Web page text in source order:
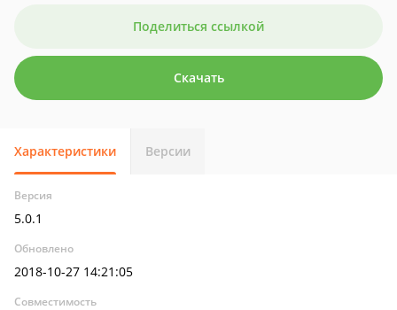
Поделиться ссылкой
Скачать
Характеристики Версии
Версия
5.0.1
Обновлено
2018-10-27 14:21:05
Совместимость